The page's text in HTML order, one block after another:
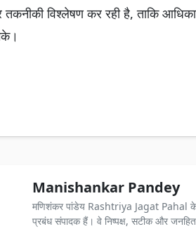
विश्लेषण कर रही है, ताकि
Manishankar Pandey
मणिशंकर पांडेय Rashtriya Jagat Pahal
प्रबंध संपादक हैं। वे निष्पक्ष, सटीक और